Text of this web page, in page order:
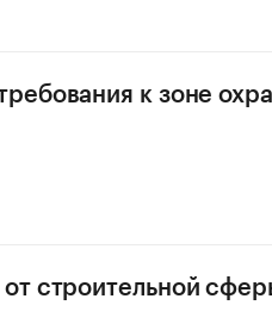
к зоне
от строительной